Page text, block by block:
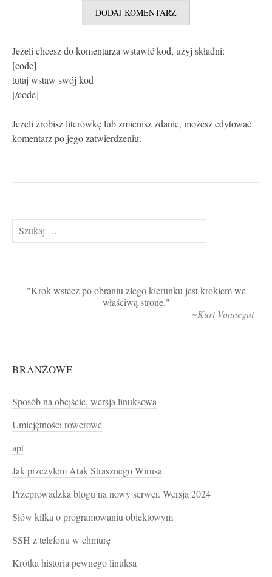
Jeżeli chcesz do komentarza wstawić kod, użyj składni:
[code]
tutaj wstaw swój kod
[/code]
Jeżeli zrobisz literówkę lub zmienisz zdanie, możesz edytować
komentarz po jego zatwierdzeniu.
Szukaj:
Krok wstecz po obraniu złego kierunku jest krokiem we
właściwą stronę.
~Kurt Vonnegut
BRANŻOWE
Sposób na obejście, wersja linuksowa
Umiejętności rowerowe
apt
Jak przeżyłem Atak Strasznego Wirusa
Przeprowadzka blogu na nowy serwer. Wersja 2024
Słów kilka o programowaniu obiektowym
SSH z telefonu w chmurę
Krótka historia pewnego linuksa